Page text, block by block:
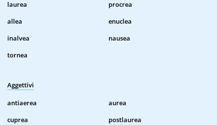
laurea
procrea
allea
enuclea
inalvea
nausea
tornea
Aggettivi
antiaerea
aurea
cuprea
postlaurea